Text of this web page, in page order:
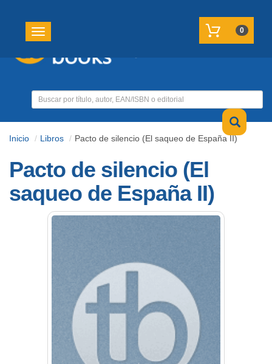
Toggle navigation 0
Inicio Libros Pacto de silencio (El saqueo de España II)
Pacto de silencio (El
saqueo de España II)